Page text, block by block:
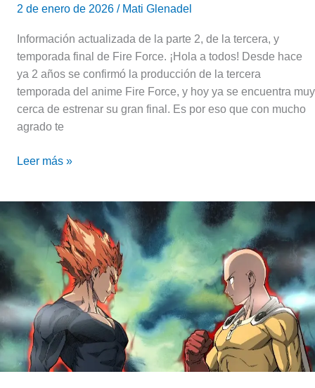
2 de enero de 2026 / Mati Glenadel
Información actualizada de la parte 2, de la tercera, y
temporada final de Fire Force. ¡Hola a todos! Desde hace
ya 2 años se confirmó la producción de la tercera
temporada del anime Fire Force, y hoy ya se encuentra muy
cerca de estrenar su gran final. Es por eso que con mucho
agrado te
Leer más »
One
Punch
Man
temporada
3
Parte
|
Fecha
de